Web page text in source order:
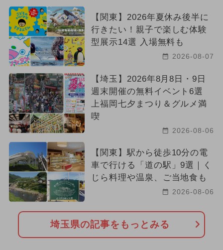
【関東】2026年夏休み後半に
行きたい！親子で楽しむ体験
型展示14選 入場無料も
2026-08-07
【埼玉】2026年8月8日・9日
週末開催の無料イベント6選
上福岡七夕まつり＆グルメ満
喫
2026-08-06
【関東】駅から徒歩10分の電
車で行ける「道の駅」9選｜く
じら料理や温泉、ご当地食も
2026-08-06
埼玉県の記事をもっとみる